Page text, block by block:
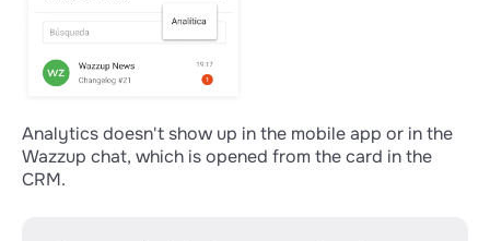
Analytics doesn't show up in the mobile app or in the
Wazzup chat, which is opened from the card in the
CRM.